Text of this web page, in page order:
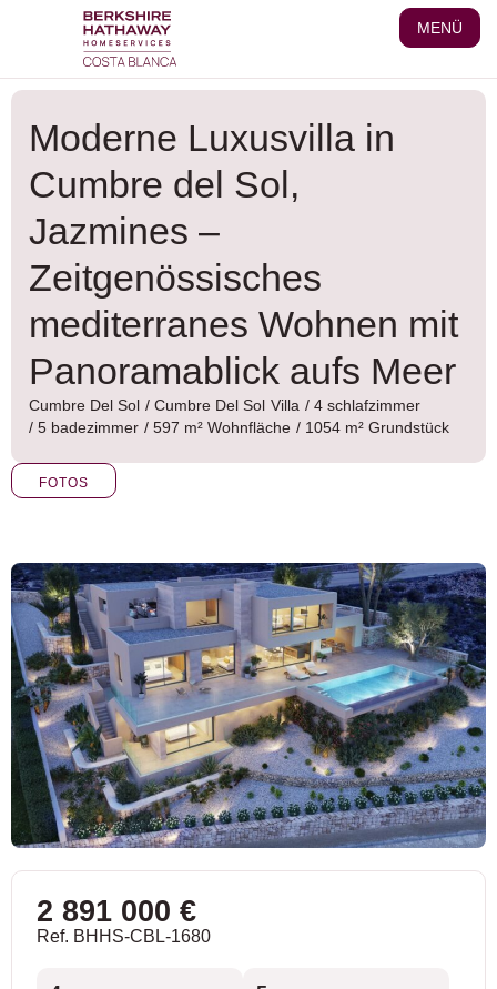
MENÜ
Moderne Luxusvilla in
Cumbre del Sol,
Jazmines –
Zeitgenössisches
mediterranes Wohnen mit
Panoramablick aufs Meer
Cumbre Del Sol / Cumbre Del Sol Villa / 4 schlafzimmer
/ 5 badezimmer / 597 m² Wohnfläche / 1054 m² Grundstück
FOTOS
2 891 000 €
Ref. BHHS-CBL-1680